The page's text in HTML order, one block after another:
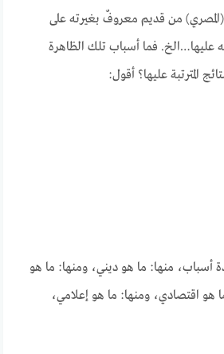
(المصري) من قديم معروفٌ بغيرته على
عليها…الخ. فما أسباب تلك الظاهرة
المترتبة عليها؟ أقول:
أسباب، منها: ما هو ديني، ومنها: ما هو
هو اقتصادي، ومنها: ما هو إعلامي،